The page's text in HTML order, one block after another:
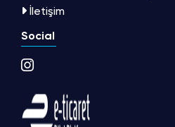
İletişim
Social